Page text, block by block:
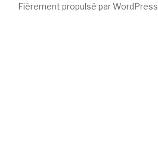
Fièrement propulsé par WordPress